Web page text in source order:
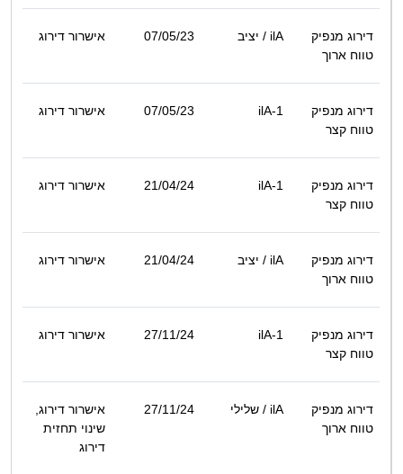
דירוג מנפיק
טווח ארוך
ilA / יציב 07/05/23 אישרור דירוג
דירוג מנפיק
טווח קצר
ilA-1
07/05/23 אישרור דירוג
דירוג מנפיק
טווח קצר
ilA-1
21/04/24 אישרור דירוג
דירוג מנפיק
טווח ארוך
ilA / יציב 21/04/24 אישרור דירוג
דירוג מנפיק
טווח קצר
ilA-1
27/11/24 אישרור דירוג
דירוג מנפיק
טווח ארוך
ilA / שלילי 27/11/24
אישרור דירוג,
שינוי תחזית
דירוג